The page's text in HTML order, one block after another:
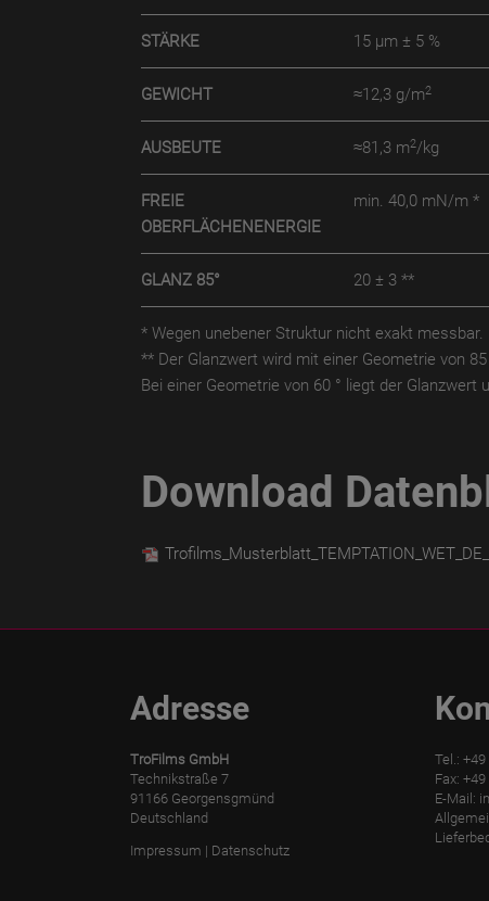
STÄRKE 15 µm ± 5 %
GEWICHT ≈12,3 g/m2
AUSBEUTE ≈81,3 m2/kg
FREIE
OBERFLÄCHENENERGIE
min. 40,0 mN/m *
GLANZ 85° 20 ± 3 **
* Wegen unebener Struktur nicht exakt messbar.
** Der Glanzwert wird mit einer Geometrie von
Bei einer Geometrie von 60 ° liegt der
Download
Adresse
TroFilms GmbH
Technikstraße 7
91166 Georgensgmünd
Deutschland
Impressum | Datenschutz
Tel.:
Fax:
E-Mail: